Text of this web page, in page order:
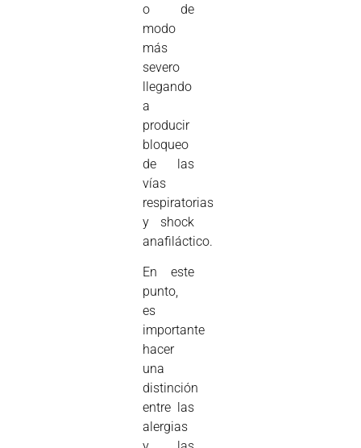
o de
modo
más
severo
llegando
a
producir
bloqueo
de las
vías
respiratorias
y shock
anafiláctico.
En este
punto,
es
importante
hacer
una
distinción
entre las
alergias